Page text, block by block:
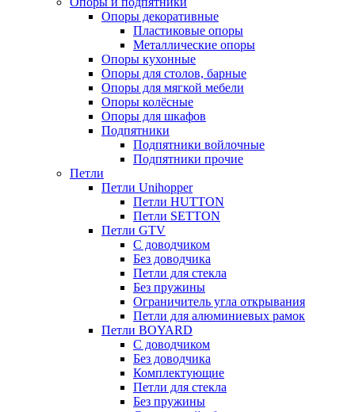
Опоры декоративные
Пластиковые опоры
Металлические опоры
Опоры кухонные
Опоры для столов, барные
Опоры для мягкой мебели
Опоры колёсные
Опоры для шкафов
Подпятники
Подпятники войлочные
Подпятники прочие
Петли
Петли Unihopper
Петли HUTTON
Петли SETTON
Петли GTV
С доводчиком
Без доводчика
Петли для стекла
Без пружины
Ограничитель угла открывания
Петли для алюминиевых рамок
Петли BOYARD
С доводчиком
Без доводчика
Комплектующие
Петли для стекла
Без пружины